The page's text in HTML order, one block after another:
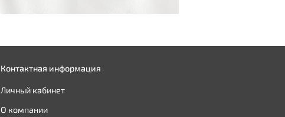
Контактная информация
Личный кабинет
О компании